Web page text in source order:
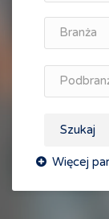
Branża
Szukaj